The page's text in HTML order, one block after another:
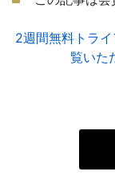
2週間無料トラ
覧いた